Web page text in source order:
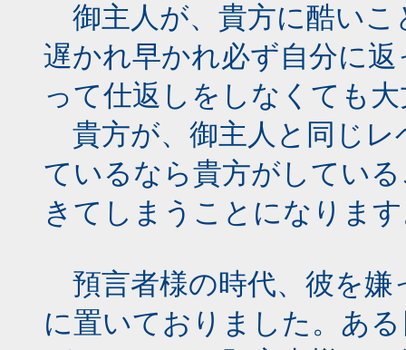
御主人が、貴方に酷いこ
遅かれ早かれ必ず自分に
って仕返しをしなくても
貴方が、御主人と同じレ
ているなら貴方がしてい
きてしまうことになりま
預言者様の時代、彼を嫌
に置いておりました。あ